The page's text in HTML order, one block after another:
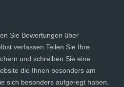
Sie Bewertungen über
verfassen.Teilen Sie Ihre
und schreiben Sie eine
die Ihnen besonders am
sich besonders aufgeregt haben.